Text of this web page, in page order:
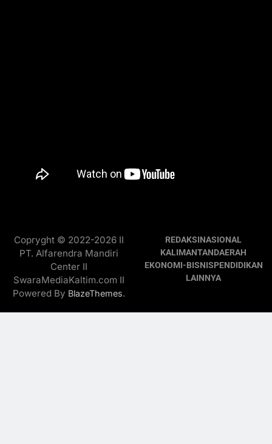
Copryght © 2022-2026 II
PT. Alfarendra Mandiri
Center II
SwaraMediaKaltim.com II
Powered By BlazeThemes.
REDAKSINASIONAL
KALIMANTANDAERAH
EKONOMI-BISNISPENDIDIKAN
LAINNYA